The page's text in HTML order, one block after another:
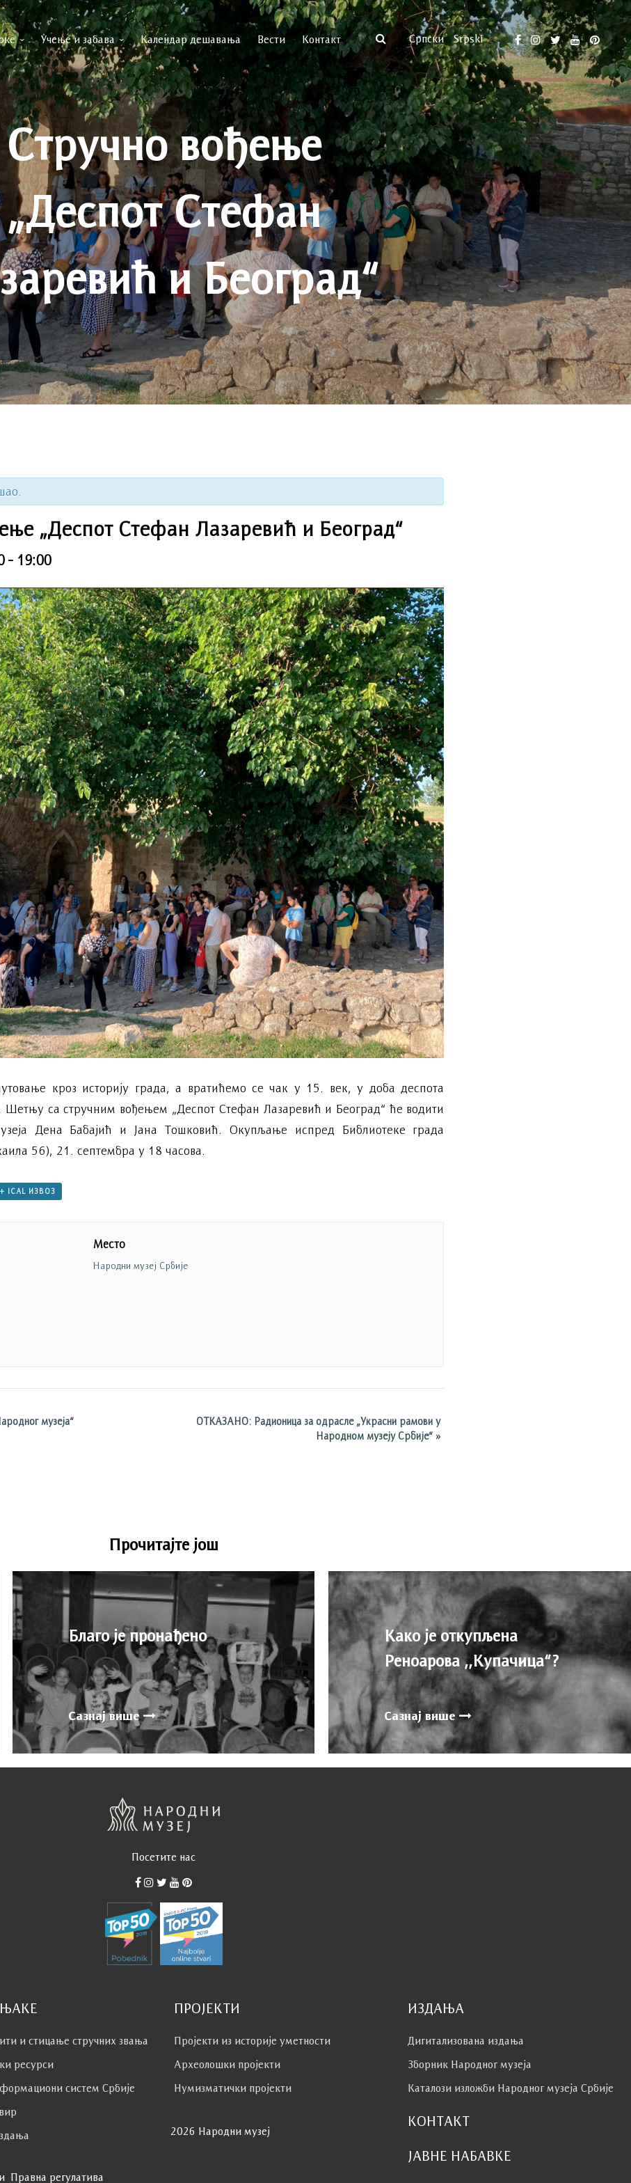
Српски Srpski
Учење и забава Календар дешавања Вести Контакт
Стручно вођење
„Деспот Стефан
и Београд“
„Деспот Стефан Лазаревић и Београд“
- 19:00
кроз историју града, а вратићемо се чак у 15. век, у доба деспота
Шетњу са стручним вођењем „Деспот Стефан Лазаревић и Београд“ ће водити
Дена Бабајић и Јана Тошковић. Окупљање испред Библиотеке града
56), 21. септембра у 18 часова.
+ ICAL ИЗВОЗ
Место
Народни музеј Србије
музеја“
ОТКАЗАНО: Радионица за одрасле „Украсни рамови у
Народном музеју Србије“ »
Прочитајте још
Благо је пронађено
Сазнај више
Како је откупљена
Реноарова ,,Купачица“?
Сазнај више
Посетите нас
и стицање стручних звања
ресурси
систем Србије
Правна регулатива
ПРОЈЕКТИ
Пројекти из историје уметности
Археолошки пројекти
Нумизматички пројекти
2026 Народни музеј
ИЗДАЊА
Дигитализована издања
Зборник Народног музеја
Каталози изложби Народног музеја Србије
КОНТАКТ
ЈАВНЕ НАБАВКЕ